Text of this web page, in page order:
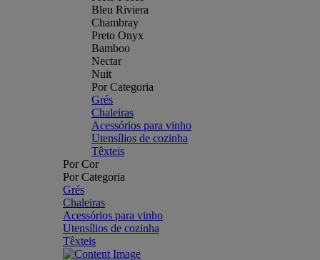
Bleu Riviera
Chambray
Preto Onyx
Bamboo
Nectar
Nuit
Por Categoria
Grés
Chaleiras
Acessórios para vinho
Utensílios de cozinha
Têxteis
Por Cor
Por Categoria
Grés
Chaleiras
Acessórios para vinho
Utensílios de cozinha
Têxteis